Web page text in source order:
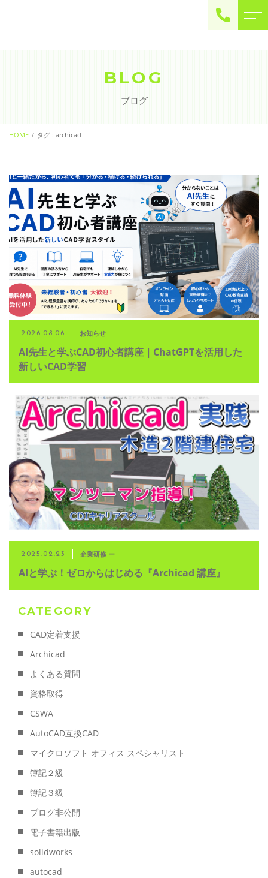
BLOG
ブログ
HOME タグ : archicad
2026.08.06 お知らせ
AI先生と学ぶCAD初心者講座｜ChatGPTを活用した
新しいCAD学習
2025.02.23 企業研修 ー
AIと学ぶ！ゼロからはじめる『Archicad 講座』
CATEGORY
CAD定着支援
Archicad
よくある質問
資格取得
CSWA
AutoCAD互換CAD
マイクロソフト オフィス スペシャリスト
簿記２級
簿記３級
ブログ非公開
電子書籍出版
solidworks
autocad